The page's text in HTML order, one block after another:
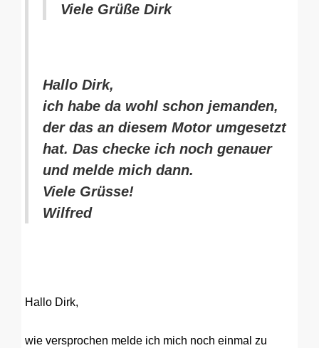
Viele Grüße Dirk
Hallo Dirk,
ich habe da wohl schon jemanden,
der das an diesem Motor umgesetzt
hat. Das checke ich noch genauer
und melde mich dann.
Viele Grüsse!
Wilfred
Hallo Dirk,
wie versprochen melde ich mich noch einmal zu